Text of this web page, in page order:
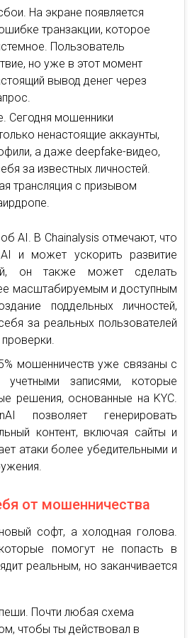
На экране появляется
транзакции, которое
Пользователь
но уже в этот момент
вывод денег через
Сегодня мошенники
ненастоящие аккаунты,
а даже deepfake-видео,
за известных личностей.
трансляция с призывом
AI. В Chainalysis отмечают, что
и может ускорить развитие
он также может сделать
масштабируемым и доступным
поддельных личностей,
за реальных пользователей
мошенничеств уже связаны с
учетными записями, которые
решения, основанные на KYC.
позволяет генерировать
контент, включая сайты и
атаки более убедительными и
от мошенничества
софт, а холодная голова.
помогут не попасть в
реальным, но заканчивается
Почти любая схема
чтобы ты действовал в